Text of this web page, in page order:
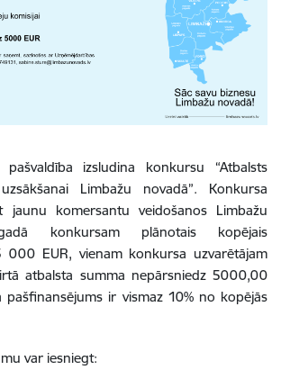
izsludina konkursu “Atbalsts
Limbažu novadā”. Konkursa
jaunu komersantu veidošanos Limbažu
konkursam plānotais kopējais
000 EUR, vienam konkursa uzvarētājam
atbalsta summa nepārsniedz 5000,00
pašfinansējums ir vismaz 10% no kopējās
var iesniegt: